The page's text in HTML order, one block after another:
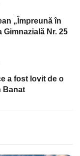
„Împreună în
Nr. 25
a fost lovit de o
Banat